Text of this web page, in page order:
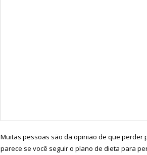
Muitas pessoas são da opinião de que perder
parece se você seguir o plano de dieta para